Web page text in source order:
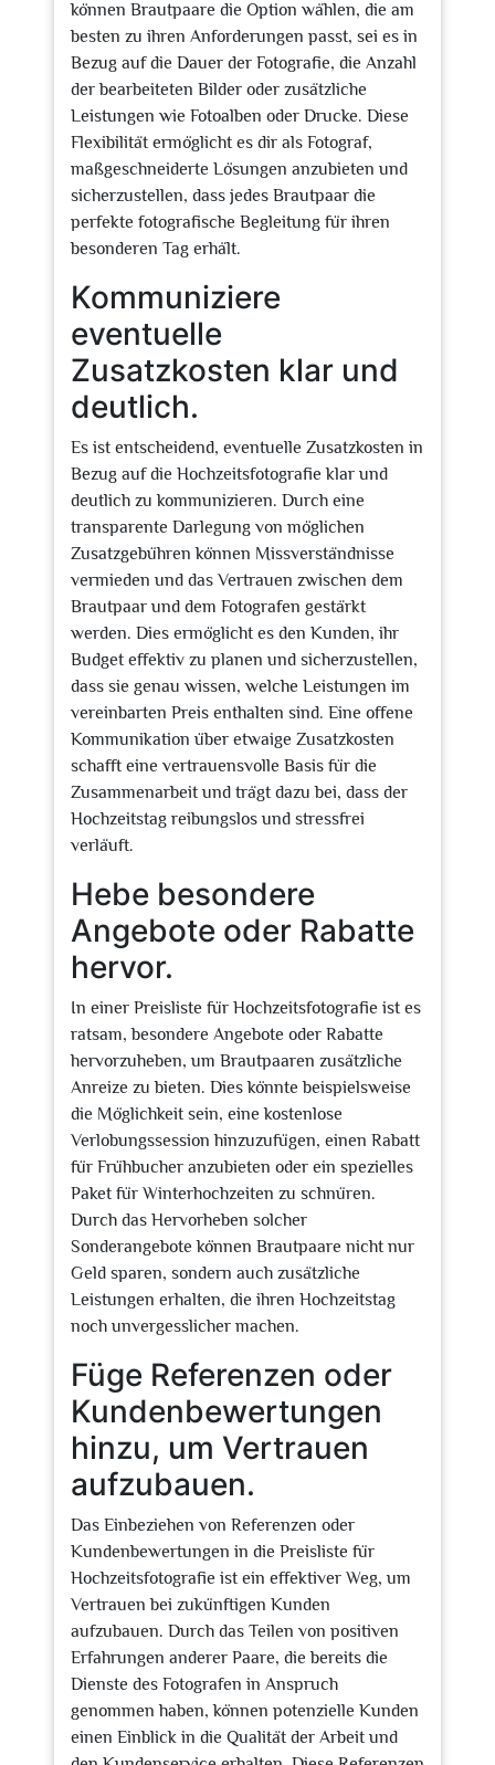
können Brautpaare die Option wählen, die am
besten zu ihren Anforderungen passt, sei es in
Bezug auf die Dauer der Fotografie, die Anzahl
der bearbeiteten Bilder oder zusätzliche
Leistungen wie Fotoalben oder Drucke. Diese
Flexibilität ermöglicht es dir als Fotograf,
maßgeschneiderte Lösungen anzubieten und
sicherzustellen, dass jedes Brautpaar die
perfekte fotografische Begleitung für ihren
besonderen Tag erhält.
Kommuniziere
eventuelle
Zusatzkosten klar und
deutlich.
Es ist entscheidend, eventuelle Zusatzkosten in
Bezug auf die Hochzeitsfotografie klar und
deutlich zu kommunizieren. Durch eine
transparente Darlegung von möglichen
Zusatzgebühren können Missverständnisse
vermieden und das Vertrauen zwischen dem
Brautpaar und dem Fotografen gestärkt
werden. Dies ermöglicht es den Kunden, ihr
Budget effektiv zu planen und sicherzustellen,
dass sie genau wissen, welche Leistungen im
vereinbarten Preis enthalten sind. Eine offene
Kommunikation über etwaige Zusatzkosten
schafft eine vertrauensvolle Basis für die
Zusammenarbeit und trägt dazu bei, dass der
Hochzeitstag reibungslos und stressfrei
verläuft.
Hebe besondere
Angebote oder Rabatte
hervor.
In einer Preisliste für Hochzeitsfotografie ist es
ratsam, besondere Angebote oder Rabatte
hervorzuheben, um Brautpaaren zusätzliche
Anreize zu bieten. Dies könnte beispielsweise
die Möglichkeit sein, eine kostenlose
Verlobungssession hinzuzufügen, einen Rabatt
für Frühbucher anzubieten oder ein spezielles
Paket für Winterhochzeiten zu schnüren.
Durch das Hervorheben solcher
Sonderangebote können Brautpaare nicht nur
Geld sparen, sondern auch zusätzliche
Leistungen erhalten, die ihren Hochzeitstag
noch unvergesslicher machen.
Füge Referenzen oder
Kundenbewertungen
hinzu, um Vertrauen
aufzubauen.
Das Einbeziehen von Referenzen oder
Kundenbewertungen in die Preisliste für
Hochzeitsfotografie ist ein effektiver Weg, um
Vertrauen bei zukünftigen Kunden
aufzubauen. Durch das Teilen von positiven
Erfahrungen anderer Paare, die bereits die
Dienste des Fotografen in Anspruch
genommen haben, können potenzielle Kunden
einen Einblick in die Qualität der Arbeit und